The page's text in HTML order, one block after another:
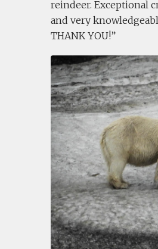
reindeer. Exceptional
and very
THANK YOU!